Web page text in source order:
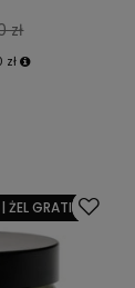
zł
zł
ŻEL GRATIS